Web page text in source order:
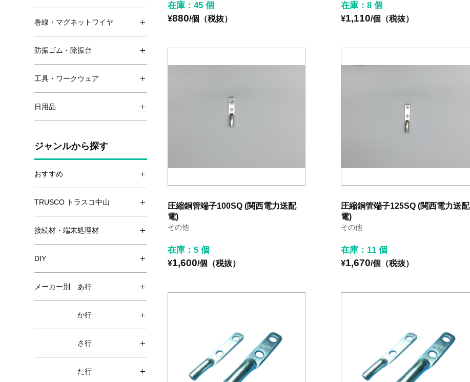
在庫：45 個
¥880/個（税抜）
在庫：8 個
¥1,110/個（税抜）
圧縮銅管端子100SQ (関西電力送配
電)
その他
在庫：5 個
¥1,600/個（税抜）
圧縮銅管端子125SQ (関西電力送配
電)
その他
在庫：11 個
¥1,670/個（税抜）
巻線・マグネットワイヤ
防振ゴム・除振台
工具・ワークウェア
日用品
ジャンルから探す
おすすめ
TRUSCO トラスコ中山
接続材・端末処理材
DIY
メーカー別 あ行
か行
さ行
た行